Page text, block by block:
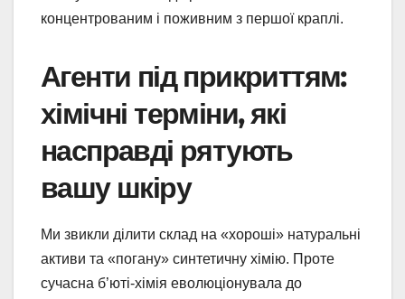
концентрованим і поживним з першої краплі.
Агенти під прикриттям:
хімічні терміни, які
насправді рятують
вашу шкіру
Ми звикли ділити склад на «хороші» натуральні
активи та «погану» синтетичну хімію. Проте
сучасна б’юті-хімія еволюціонувала до